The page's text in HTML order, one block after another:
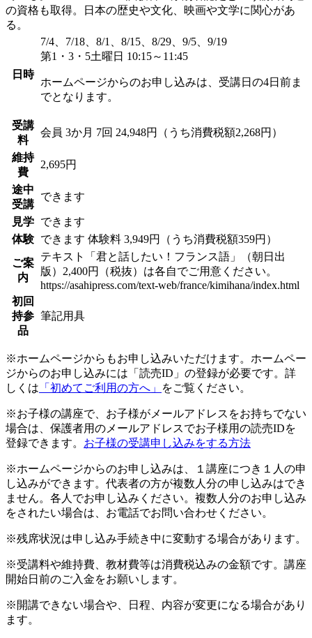
の資格も取得。日本の歴史や文化、映画や文学に関心があ
る。
日時
7/4、7/18、8/1、8/15、8/29、9/5、9/19
第1・3・5土曜日 10:15～11:45
ホームページからのお申し込みは、受講日の4日前ま
でとなります。
受講
料
会員 3か月 7回 24,948円（うち消費税額2,268円）
維持
費
2,695円
途中
受講
できます
見学
できます
体験
できます 体験料 3,949円（うち消費税額359円）
ご案
内
テキスト「君と話したい！フランス語」（朝日出
版）2,400円（税抜）は各自でご用意ください。
https://asahipress.com/text-web/france/kimihana/index.html
初回
持参
品
筆記用具
※ホームページからもお申し込みいただけます。ホームペー
ジからのお申し込みには「読売ID」の登録が必要です。詳
しくは 「初めてご利用の方へ」 をご覧ください。
※お子様の講座で、お子様がメールアドレスをお持ちでない
場合は、保護者用のメールアドレスでお子様用の読売IDを
登録できます。 お子様の受講申し込みをする方法
※ホームページからのお申し込みは、１講座につき１人の申
し込みができます。代表者の方が複数人分の申し込みはでき
ません。各人でお申し込みください。複数人分のお申し込み
をされたい場合は、お電話でお問い合わせください。
※残席状況は申し込み手続き中に変動する場合があります。
※受講料や維持費、教材費等は消費税込みの金額です。講座
開始日前のご入金をお願いします。
※開講できない場合や、日程、内容が変更になる場合があり
ます。